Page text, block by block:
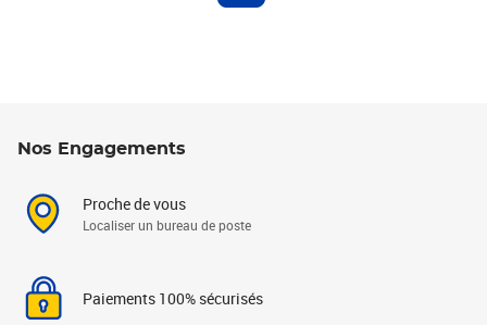
Nos Engagements
Proche de vous
Localiser un bureau de poste
Paiements 100% sécurisés